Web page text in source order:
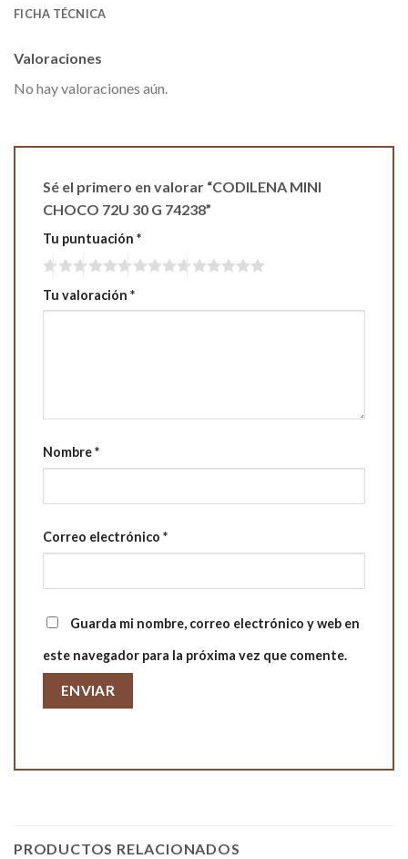
FICHA TÉCNICA
Valoraciones
No hay valoraciones aún.
Sé el primero en valorar “CODILENA MINI
CHOCO 72U 30 G 74238”
Tu puntuación *
Tu valoración *
Nombre*
Correo electrónico *
Guarda mi nombre, correo electrónico y web en
este navegador para la próxima vez que comente.
PRODUCTOS RELACIONADOS